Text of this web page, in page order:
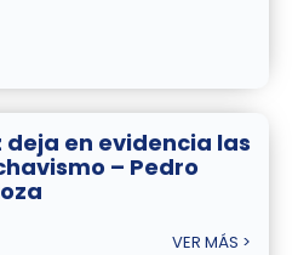
deja en evidencia las
– Pedro
VER MÁS >